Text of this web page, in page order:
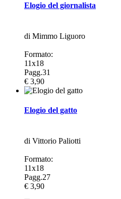
Elogio del giornalista
di Mimmo Liguoro
Formato:
11x18
Pagg.31
€ 3,90
Elogio del gatto
di Vittorio Paliotti
Formato:
11x18
Pagg.27
€ 3,90